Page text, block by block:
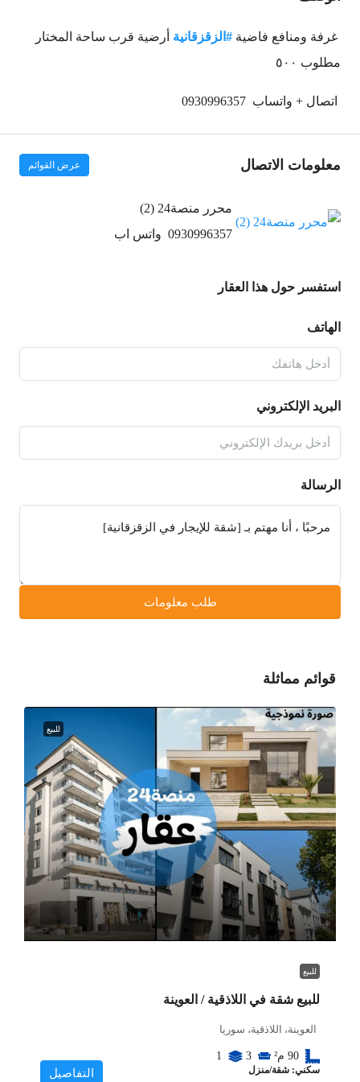
غرفة ومنافع فاضية # الزقزقانية أرضية قرب ساحة المختار
مطلوب ٥٠٠
اتصال + واتساب 0930996357
معلومات الاتصال عرض القوائم
محرر منصة24 (2)
0930996357 واتس اب
استفسر حول هذا العقار
الهاتف
البريد الإلكتروني
الرسالة
طلب معلومات
قوائم مماثلة
للبيع
للبيع
للبيع شقة في اللاذقية / العوينة
العوينة، اللاذقية، سوريا
90 م² 3
1
سكني: شقة/منزل التفاصيل